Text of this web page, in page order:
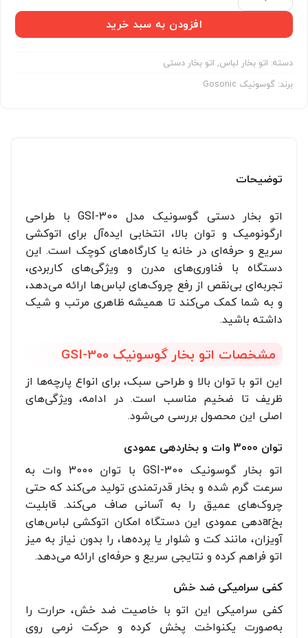
افزودن به سبد خرید
دسته: اتو بخار لباس, اتو بخار دستی
برند: گوسونیک Gosonic
توضیحات
اتو بخار دستی گوسونیک مدل GSI-300 با طراحی
ارگونومیک و توان بالا، انتخابی ایده‌آل برای اتوکشی
سریع و حرفه‌ای در خانه یا کارگاه‌های کوچک است. این
دستگاه با فناوری‌های مدرن و ویژگی‌های کاربردی،
تجربه‌ای بی‌نقص از رفع چروک‌های لباس‌ها ارائه می‌دهد،
و به شما کمک می‌کند تا همیشه ظاهری مرتب و شیک
داشته باشید.
مشخصات اتو بخار گوسونیک GSI-300
این اتو با توان بالا و طراحی سبک، برای انواع پارچه‌ها از
ظریف تا ضخیم مناسب است. در ادامه، ویژگی‌های
اصلی این محصول بررسی می‌شود.
توان 3000 وات و بخاردهی عمودی
اتو بخار گوسونیک GSI-300 با توان 3000 وات به
سرعت گرم شده و بخار قدرتمندی تولید می‌کند که حتی
چروک‌های عمیق را به آسانی صاف می‌کند. قابلیت
بخarدهی عمودی این دستگاه امکان اتوکشی لباس‌های
آویزان، مانند کت و شلوار یا پرده‌ها، را بدون نیاز به میز
اتو فراهم کرده و نتایجی سریع و حرفه‌ای ارائه می‌دهد.
کفی سرامیکی ضد خش
کفی سرامیکی این اتو با خاصیت ضد خش، حرارت را
به‌صورت یکنواخت پخش کرده و حرکت نرمی روی